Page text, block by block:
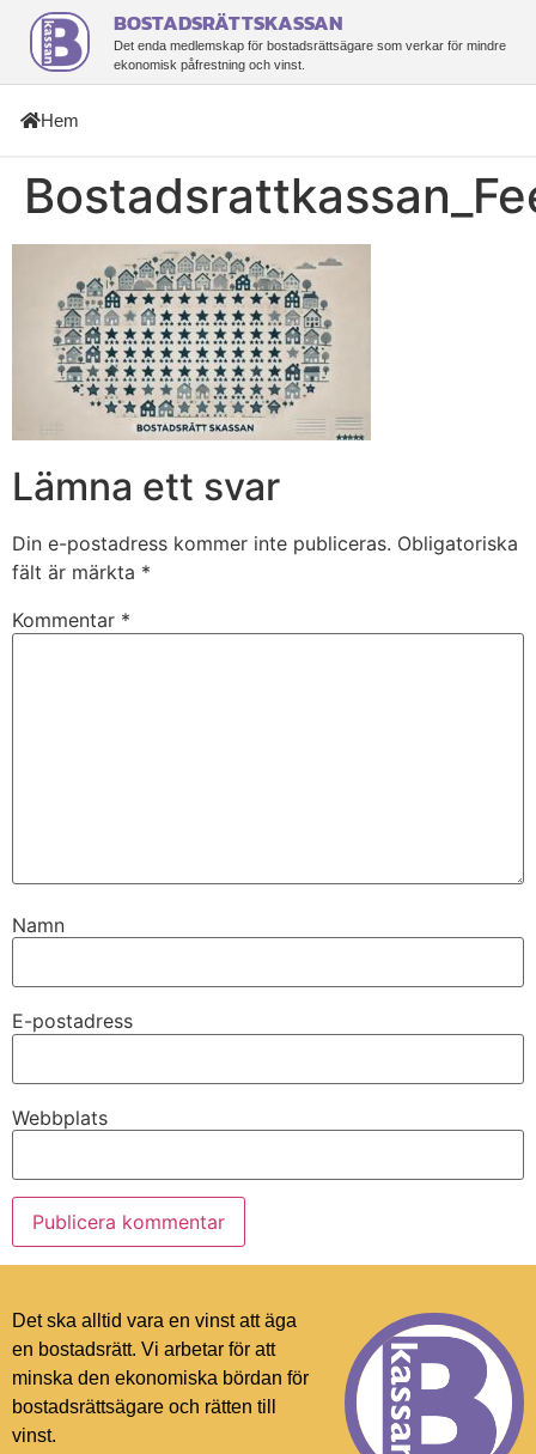
BOSTADSRÄTTSKASSAN
Det enda medlemskap för bostadsrättsägare som verkar för mindre
ekonomisk påfrestning och vinst.
Hem
Lämna ett svar
Din e-postadress kommer inte publiceras. Obligatoriska
fält är märkta *
Kommentar *
Namn
E-postadress
Webbplats
Det ska alltid vara en vinst att äga
en bostadsrätt. Vi arbetar för att
minska den ekonomiska bördan för
bostadsrättsägare och rätten till
vinst.